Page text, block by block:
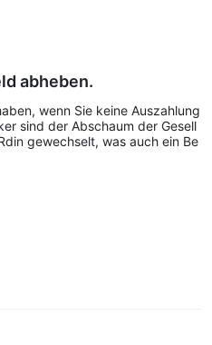
Darüber hinaus
an Kundenservicekanälen
seriöser Alternativen eine
abheben.
wenn Sie keine Auszahlung
sind der Abschaum der Gesell
gewechselt, was auch ein Be